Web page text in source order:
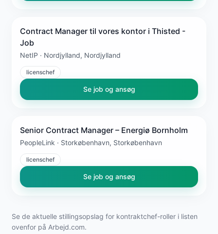
Contract Manager til vores kontor i Thisted -
Job
NetIP · Nordjylland, Nordjylland
licenschef
Se job og ansøg
Senior Contract Manager – Energiø Bornholm
PeopleLink · Storkøbenhavn, Storkøbenhavn
licenschef
Se job og ansøg
Se de aktuelle stillingsopslag for kontraktchef-roller i listen
ovenfor på Arbejd.com.